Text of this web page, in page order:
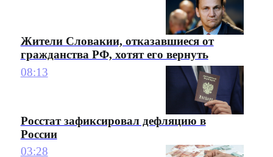
Жители Словакии, отказавшиеся от
гражданства РФ, хотят его вернуть
08:13
Росстат зафиксировал дефляцию в
России
03:28